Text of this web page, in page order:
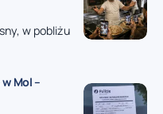
w pobliżu
Mol –